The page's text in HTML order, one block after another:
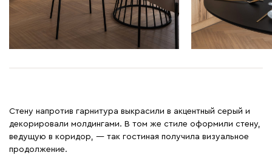
Стену напротив гарнитура выкрасили в акцентный серый и
декорировали молдингами. В том же стиле оформили стену,
ведущую в коридор, — так гостиная получила визуальное
продолжение.